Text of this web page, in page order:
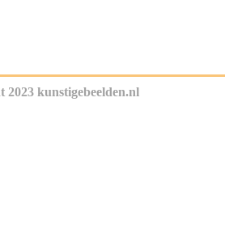
2023 kunstigebeelden.nl